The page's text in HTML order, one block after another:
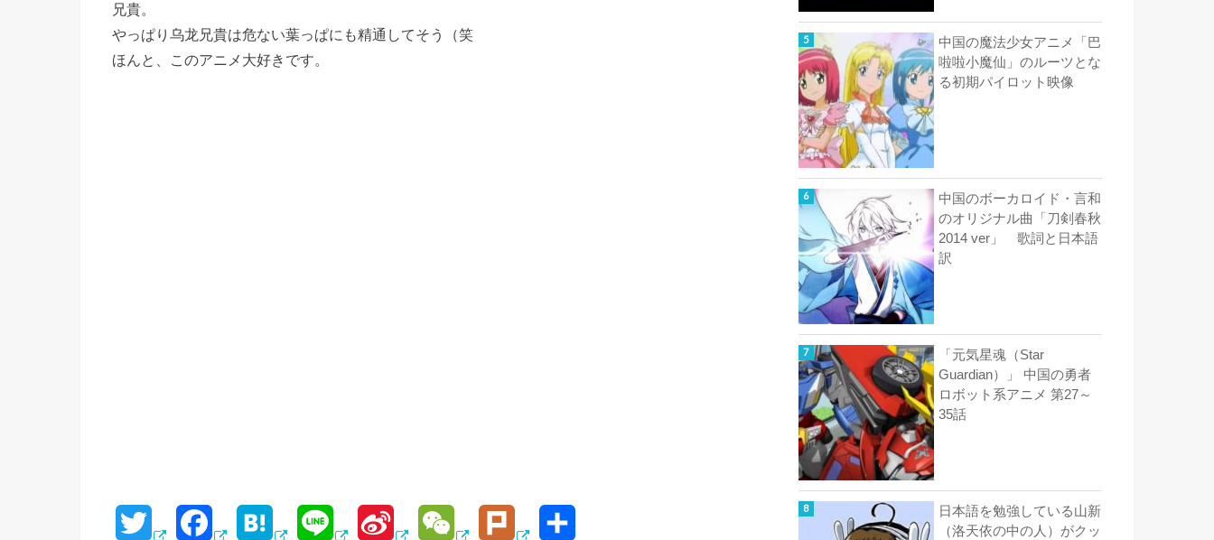
兄貴。
やっぱり乌龙兄貴は危ない葉っぱにも精通してそう（笑
ほんと、このアニメ大好きです。
中国の魔法少女アニメ「巴
啦啦小魔仙」のルーツとな
る初期パイロット映像
中国のボーカロイド・言和
のオリジナル曲「刀剣春秋
2014 ver」 歌詞と日本語
訳
「元気星魂（Star
Guardian）」 中国の勇者
ロボット系アニメ 第27～
35話
日本語を勉強している山新
（洛天依の中の人）がクッ